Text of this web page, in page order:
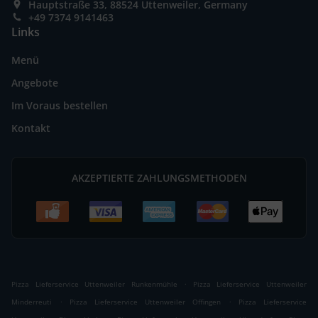
Hauptstraße 33, 88524 Uttenweiler, Germany
+49 7374 9141463
Links
Menü
Angebote
Im Voraus bestellen
Kontakt
AKZEPTIERTE ZAHLUNGSMETHODEN
Pizza Lieferservice Uttenweiler Runkenmühle .
Pizza Lieferservice Uttenweiler
Minderreuti
. Pizza Lieferservice Uttenweiler Offingen .
Pizza Lieferservice